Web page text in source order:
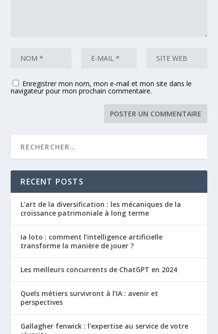
Enregistrer mon nom, mon e-mail et mon site dans le
navigateur pour mon prochain commentaire.
RECENT POSTS
L’art de la diversification : les mécaniques de la
croissance patrimoniale à long terme
Ia loto : comment l’intelligence artificielle
transforme la manière de jouer ?
Les meilleurs concurrents de ChatGPT en 2024
Quels métiers survivront à l’IA : avenir et
perspectives
Gallagher fenwick : l’expertise au service de votre